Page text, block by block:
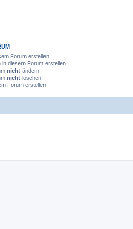
Forum erstellen.
diesem Forum erstellen.
nicht ändern.
nicht löschen.
Forum erstellen.